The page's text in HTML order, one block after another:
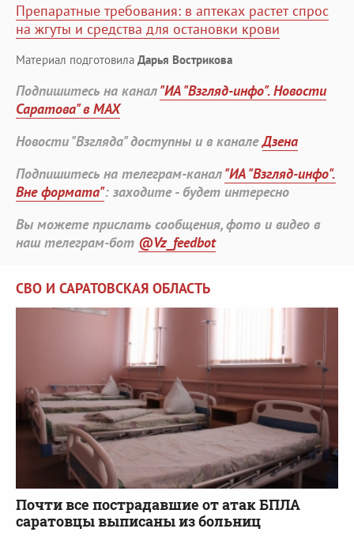
Препаратные требования: в аптеках растет спрос
на жгуты и средства для остановки крови
Материал подготовила Дарья Вострикова
Подпишитесь на канал"ИА "Взгляд-инфо". Новости
Саратова" в MAX
Новости "Взгляда" доступны и в каналеДзена
Подпишитесь на телеграм-канал"ИА "Взгляд-инфо".
Вне формата": заходите - будет интересно
Вы можете прислать сообщения, фото и видео в
наш телеграм-бот @Vz_feedbot
СВО И САРАТОВСКАЯ ОБЛАСТЬ
Почти все пострадавшие от атак БПЛА
саратовцы выписаны из больниц